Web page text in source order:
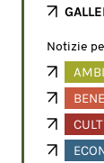
Notizie